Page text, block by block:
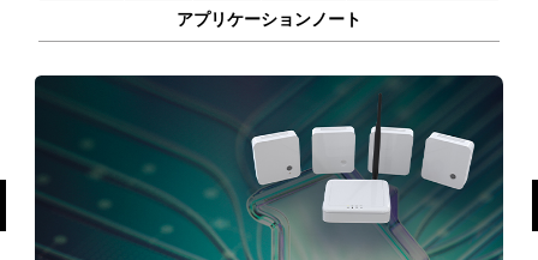
アプリケーションノート